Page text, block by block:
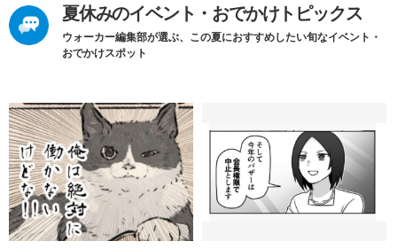
夏休みのイベント・おでかけトピックス
ウォーカー編集部が選ぶ、この夏におすすめしたい旬なイベント・
おでかけスポット